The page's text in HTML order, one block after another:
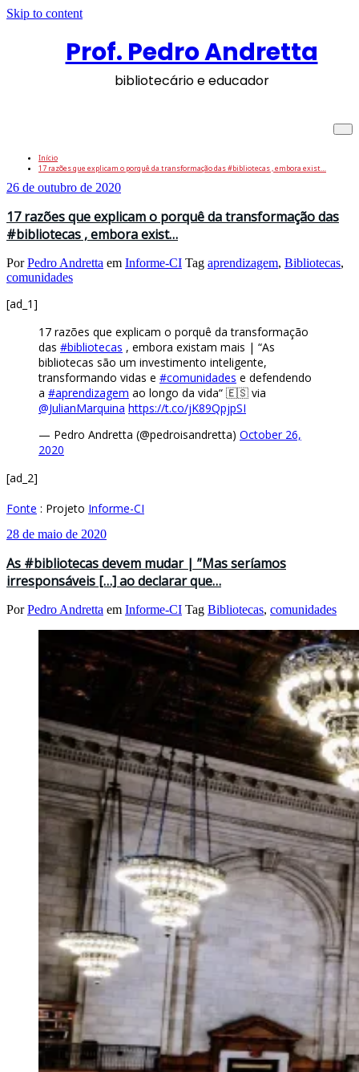
Skip to content
Prof. Pedro Andretta
bibliotecário e educador
Início
17 razões que explicam o porquê da transformação das #bibliotecas , embora exist…
26 de outubro de 2020
17 razões que explicam o porquê da transformação das
#bibliotecas , embora exist…
PorPedro Andretta em Informe-CI Tag aprendizagem, Bibliotecas,
comunidades
[ad_1]
17 razões que explicam o porquê da transformação
das #bibliotecas , embora existam mais | “As
bibliotecas são um investimento inteligente,
transformando vidas e #comunidades e defendendo
a #aprendizagem ao longo da vida“ 🇪🇸 via
@JulianMarquina https://t.co/jK89QpjpSI
— Pedro Andretta (@pedroisandretta) October 26,
2020
[ad_2]
Fonte : Projeto Informe-CI
28 de maio de 2020
As #bibliotecas devem mudar | ”Mas seríamos
irresponsáveis […] ao declarar que…
PorPedro Andretta em Informe-CI Tag Bibliotecas, comunidades